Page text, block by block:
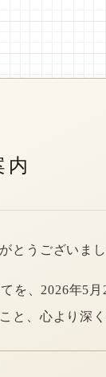
内
とうございまし
を、2026年5
と、心より深